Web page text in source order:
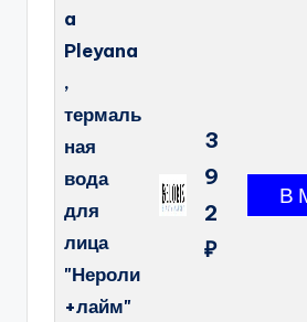
a
Pleyana
,
термаль
ная
вода
для
лица
"Нероли
+лайм"
3
9
2
₽